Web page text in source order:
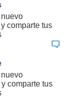
comparte tus
comparte tus